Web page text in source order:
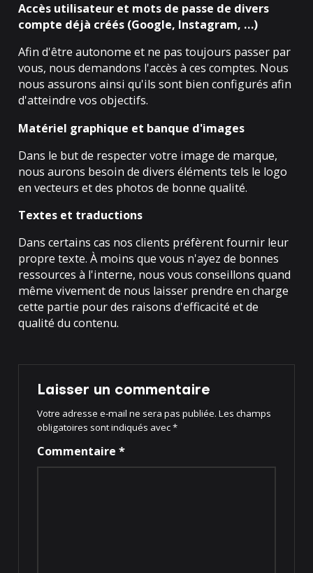
Accès utilisateur et mots de passe de divers
compte déjà créés (Google, Instagram, …)
Afin d'être autonome et ne pas toujours passer par
vous, nous demandons l'accès à ces comptes. Nous
nous assurons ainsi qu'ils sont bien configurés afin
d'atteindre vos objectifs.
Matériel graphique et banque d'images
Dans le but de respecter votre image de marque,
nous aurons besoin de divers éléments tels le logo
en vecteurs et des photos de bonne qualité.
Textes et traductions
Dans certains cas nos clients préfèrent fournir leur
propre texte. À moins que vous n'ayez de bonnes
ressources à l'interne, nous vous conseillons quand
même vivement de nous laisser prendre en charge
cette partie pour des raisons d'efficacité et de
qualité du contenu.
Laisser un commentaire
Votre adresse e-mail ne sera pas publiée. Les champs
obligatoires sont indiqués avec*
Commentaire*